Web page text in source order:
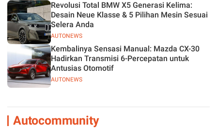
AUTONEWS
Revolusi Total BMW X5 Generasi Kelima:
Desain Neue Klasse & 5 Pilihan Mesin Sesuai
Selera Anda
AUTONEWS
Kembalinya Sensasi Manual: Mazda CX-30
Hadirkan Transmisi 6-Percepatan untuk
Antusias Otomotif
Autocommunity